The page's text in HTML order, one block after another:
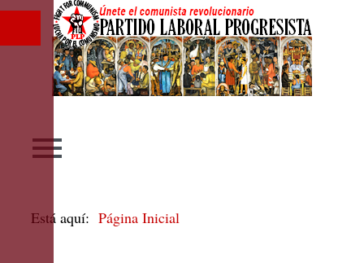
Está aquí:Página Inicial